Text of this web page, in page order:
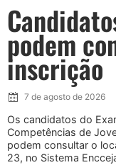
podem
inscrição
7 de agosto de 2026
Os candidatos do
Competências de
podem consultar o
23, no Sistema